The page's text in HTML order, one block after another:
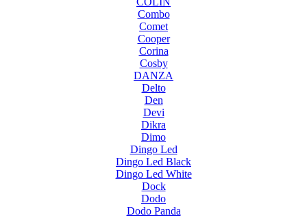
Combo
Comet
Cooper
Corina
Cosby
DANZA
Delto
Den
Devi
Dikra
Dimo
Dingo Led
Dingo Led Black
Dingo Led White
Dock
Dodo
Dodo Panda